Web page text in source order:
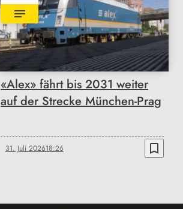
«Alex» fährt bis 2031 weiter
auf der Strecke München-Prag
31. Juli 202618:26 bookmark_border